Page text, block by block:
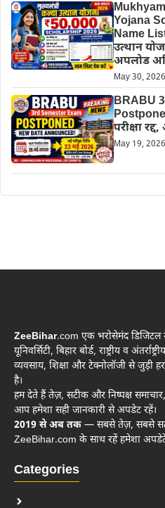
Yojana
Name
उत्थान
अपलोड
May 30, 2026
BRABU
परीक्षा
May 19, 2026
ZeeBihar.com एक भरोसेमंद डिजिटल
यूनिवर्सिटी, बिहार बोर्ड, राष्ट्रीय व
व्यवसाय, शिक्षा और टेक्नोलॉजी से जुड़ी
है।
हम देते हैं तेज़, सटीक और निष्पक्ष
आप हमेशा सही जानकारी से अपडेट रहें।
2019 से अब तक — सबसे तेज़, सबसे
ZeeBihar.com के साथ रहें हमेशा
Categories